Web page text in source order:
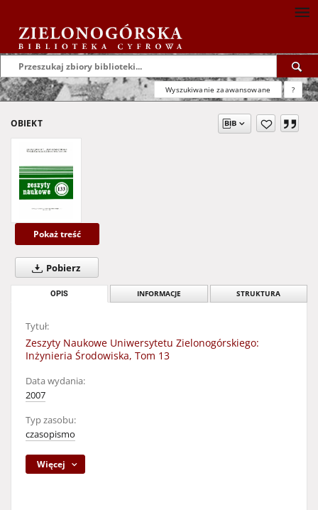
Wyszukiwanie zaawansowane ?
OBIEKT
Pokaż treść
Pobierz
OPIS INFORMACJE STRUKTURA
Tytuł:
Zeszyty Naukowe Uniwersytetu Zielonogórskiego:
Inżynieria Środowiska, Tom 13
Data wydania:
2007
Typ zasobu:
czasopismo
Więcej